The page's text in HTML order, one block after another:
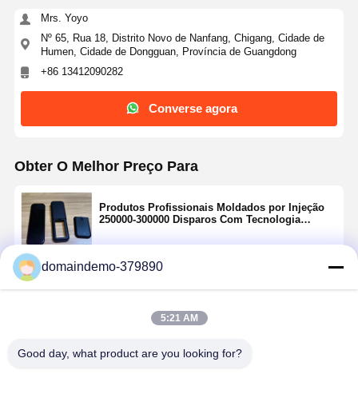
Mrs. Yoyo
Nº 65, Rua 18, Distrito Novo de Nanfang, Chigang, Cidade de
Humen, Cidade de Dongguan, Província de Guangdong
+86 13412090282
Converse agora
Obter O Melhor Preço Para
Produtos Profissionais Moldados por Injeção
250000-300000 Disparos Com Tecnologia
Continue
Produtos Recomendados
domaindemo-379890
5:21 AM
Good day, what product are you looking for?